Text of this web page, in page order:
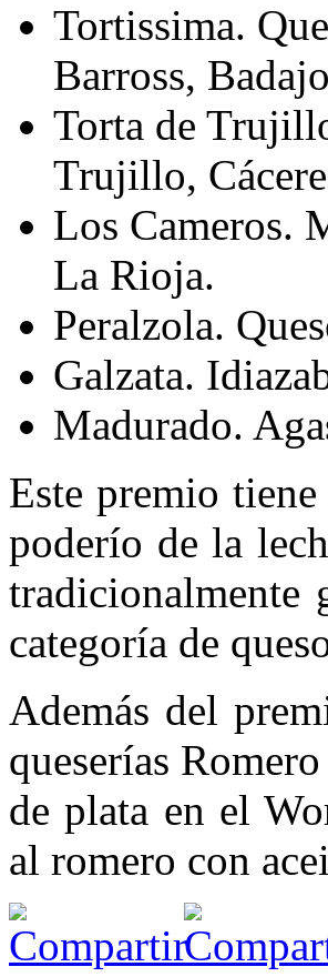
Tortissima.
Barross,
Torta de
Trujillo,
Los Cameros.
La Rioja.
Peralzola.
Galzata.
Madurado.
Este premio
poderío de la
tradicionalmente
categoría de
Además del
queserías
de plata en el
al romero con